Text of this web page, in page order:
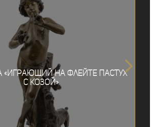
«Играющий на флейте пастух
с козой»